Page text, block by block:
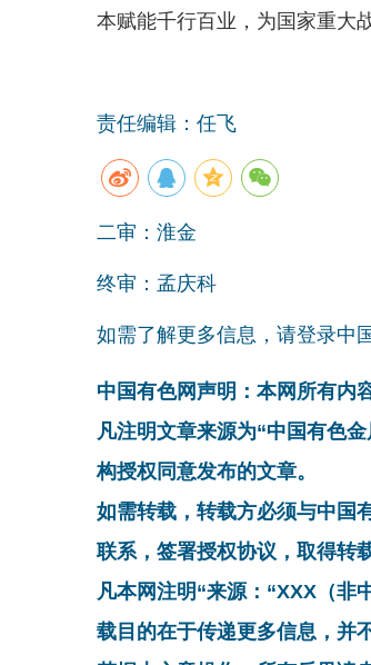
本赋能千行百业，为国家重大
责任编辑：任飞
二审：淮金
终审：孟庆科
如需了解更多信息，请登录中
中国有色网声明：本网所有内
凡注明文章来源为“中国有色
构授权同意发布的文章。
如需转载，转载方必须与中国
联系，签署授权协议，取得转
凡本网注明“来源：“XXX（非
载目的在于传递更多信息，并